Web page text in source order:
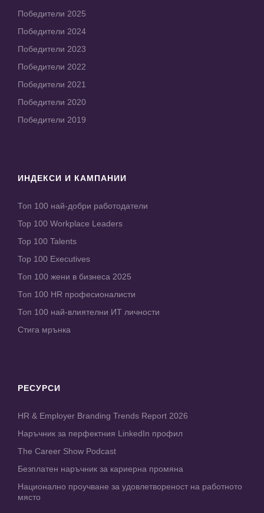
Победители 2025
Победители 2024
Победители 2023
Победители 2022
Победители 2021
Победители 2020
Победители 2019
ИНДЕКСИ И КАМПАНИИ
Топ 100 най-добри работодатели
Top 100 Workplace Leaders
Top 100 Talents
Top 100 Executives
Топ 100 жени в бизнеса 2025
Топ 100 HR професионалисти
Топ 100 най-влиятелни ИТ личности
Стига мрънка
РЕСУРСИ
HR & Employer Branding Trends Report 2026
Наръчник за перфектния LinkedIn профил
The Career Show Podcast
Безплатен наръчник за кариерна промяна
Национално проучване за удовлетвореност на работното
място